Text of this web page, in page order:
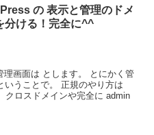
の 表示と管理のドメ
分ける！完全に^^
画面は とします。 とにかく管
いうことで。 正規のやり方は
クロスドメインや完全に admin